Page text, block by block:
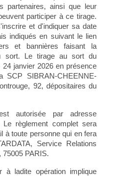
partenaires, ainsi que leur
participer à ce tirage.
et d'indiquer sa date
indiqués en suivant le lien
et bannières faisant la
sort. Le tirage au sort du
janvier 2026 en présence
SCP SIBRAN-CHEENNE-
92, dépositaires du
autorisée par adresse
Le règlement complet sera
à toute personne qui en fera
Service Relations
75005 PARIS.
à ladite opération implique